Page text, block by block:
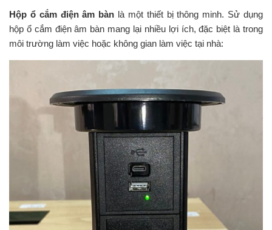
Hộp ổ cắm điện âm bàn là một thiết bị thông minh. Sử dụng
hộp ổ cắm điện âm bàn mang lại nhiều lợi ích, đặc biệt là trong
môi trường làm việc hoặc không gian làm việc tại nhà: